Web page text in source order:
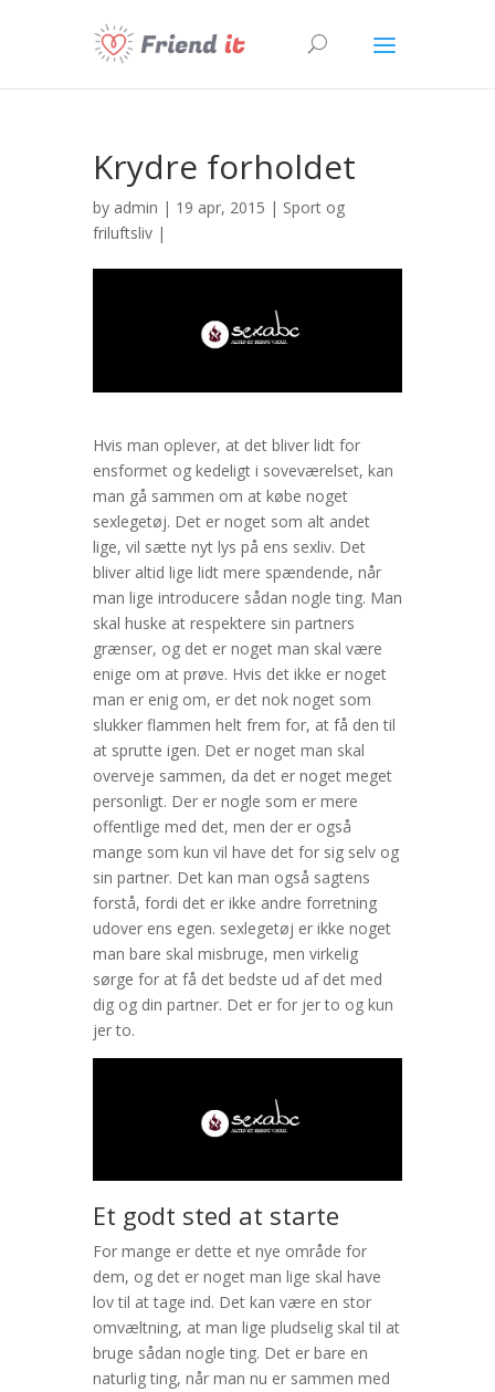
Krydre forholdet
by admin | 19 apr, 2015 | Sport og
friluftsliv |
Hvis man oplever, at det bliver lidt for
ensformet og kedeligt i soveværelset, kan
man gå sammen om at købe noget
sexlegetøj. Det er noget som alt andet
lige, vil sætte nyt lys på ens sexliv. Det
bliver altid lige lidt mere spændende, når
man lige introducere sådan nogle ting. Man
skal huske at respektere sin partners
grænser, og det er noget man skal være
enige om at prøve. Hvis det ikke er noget
man er enig om, er det nok noget som
slukker flammen helt frem for, at få den til
at sprutte igen. Det er noget man skal
overveje sammen, da det er noget meget
personligt. Der er nogle som er mere
offentlige med det, men der er også
mange som kun vil have det for sig selv og
sin partner. Det kan man også sagtens
forstå, fordi det er ikke andre forretning
udover ens egen. sexlegetøj er ikke noget
man bare skal misbruge, men virkelig
sørge for at få det bedste ud af det med
dig og din partner. Det er for jer to og kun
jer to.
Et godt sted at starte
For mange er dette et nye område for
dem, og det er noget man lige skal have
lov til at tage ind. Det kan være en stor
omvæltning, at man lige pludselig skal til at
bruge sådan nogle ting. Det er bare en
naturlig ting, når man nu er sammen med